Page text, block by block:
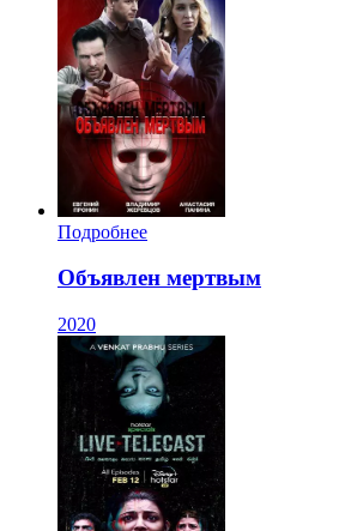
Подробнее
Объявлен мертвым
2020